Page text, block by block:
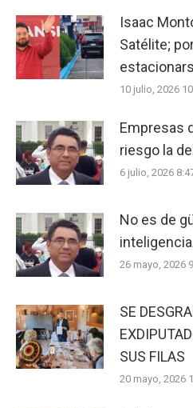
Isaac
Satélite;
10 julio, 2026
Empresas
riesgo la
6 julio, 2026
No es de
26 mayo, 2026
SE
SUS FILAS
20 mayo, 2026